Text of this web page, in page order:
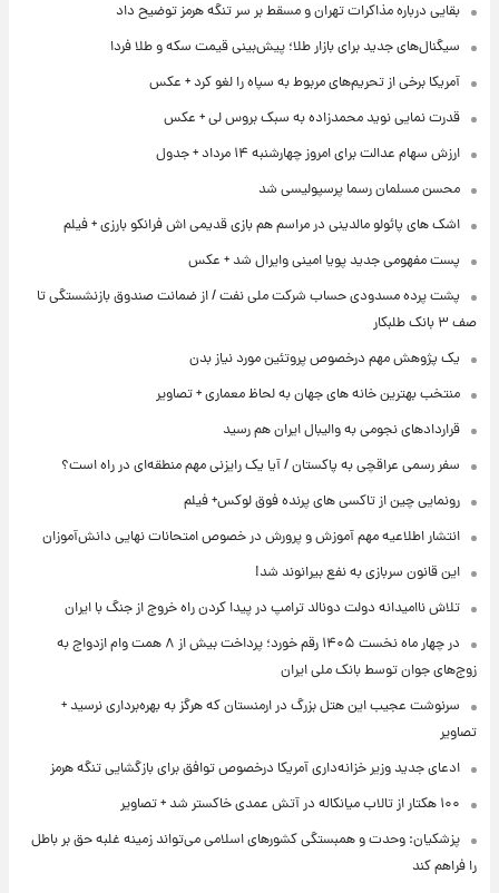
بقایی درباره مذاکرات تهران و مسقط بر سر تنگه هرمز توضیح داد
سیگنال‌های جدید برای بازار طلا؛ پیش‌بینی قیمت سکه و طلا فردا
آمریکا برخی از تحریم‌های مربوط به سپاه را لغو کرد + عکس
قدرت نمایی نوید محمدزاده به سبک بروس لی + عکس
ارزش سهام عدالت برای امروز چهارشنبه ۱۴ مرداد + جدول
محسن مسلمان رسما پرسپولیسی شد
اشک های پائولو مالدینی در مراسم هم بازی قدیمی اش فرانکو بارزی + فیلم
پست مفهومی جدید پویا امینی وایرال شد + عکس
پشت پرده‌ مسدودی حساب شرکت ملی نفت / از ضمانت صندوق بازنشستگی تا
صف ۳ بانک طلبکار
یک پژوهش مهم درخصوص پروتئین مورد نیاز بدن
منتخب بهترین خانه های جهان به لحاظ معماری + تصاویر
قراردادهای نجومی به والیبال ایران هم رسید
سفر رسمی عراقچی به پاکستان / آیا یک رایزنی مهم منطقه‌ای در راه است؟
رونمایی چین از تاکسی های پرنده فوق لوکس+ فیلم
انتشار اطلاعیه مهم آموزش و پرورش در خصوص امتحانات نهایی دانش‌آموزان
این قانون سربازی به نفع بیرانوند شد!
تلاش ناامیدانه‌ دولت دونالد ترامپ در پیدا کردن راه خروج از جنگ با ایران
در چهار ماه نخست ۱۴۰۵ رقم خورد؛ پرداخت بیش از ۸ همت وام ازدواج به
زوج‌های جوان توسط بانک ملی ایران
سرنوشت عجیب این هتل بزرگ در ارمنستان که هرگز به بهره‌برداری نرسید +
تصاویر
ادعای جدید وزیر خزانه‌داری آمریکا درخصوص توافق برای بازگشایی تنگه هرمز
۱۰۰ هکتار از تالاب میانکاله در آتش عمدی خاکستر شد + تصاویر
پزشکیان: وحدت و همبستگی کشورهای اسلامی می‌تواند زمینه غلبه حق بر باطل
را فراهم کند